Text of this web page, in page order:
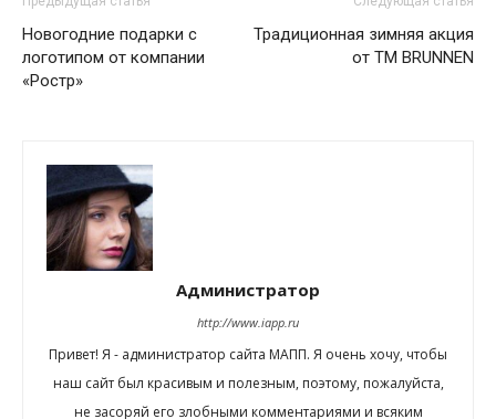
Новогодние подарки с
логотипом от компании
«Ростр»
Традиционная зимняя акция
от TM BRUNNEN
Администратор
http://www.iapp.ru
Привет! Я - администратор сайта МАПП. Я очень хочу, чтобы
наш сайт был красивым и полезным, поэтому, пожалуйста,
не засоряй его злобными комментариями и всяким